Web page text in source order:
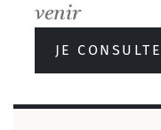
venir
JE CONSULTE